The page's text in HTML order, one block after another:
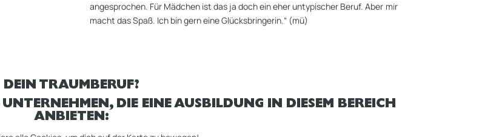
angesprochen. Für Mädchen ist das ja doch ein eher untypischer Beruf. Aber mir
macht das Spaß. Ich bin gern eine Glücksbringerin.“ (mü)
DEIN TRAUMBERUF?
DIE EINE AUSBILDUNG IN DIESEM BEREICH
ANBIETEN: